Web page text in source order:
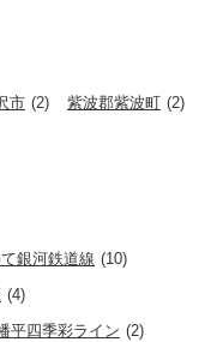
市 (2) 紫波郡紫波町 (2)
銀河鉄道線 (10)
(4)
平四季彩ライン (2)